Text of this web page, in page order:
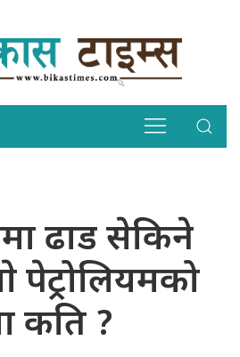
ढाड सेकिने
पेट्रोलियमको
कति ?